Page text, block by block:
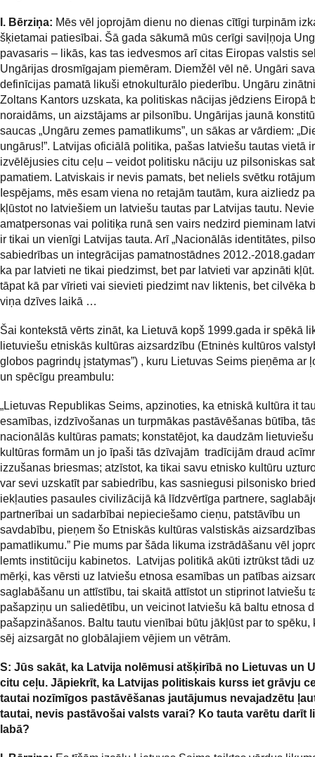
I. Bērziņa: Mēs vēl joprojām dienu no dienas cītīgi turpinām
šķietamai patiesībai. Šā gada sākumā mūs cerīgi saviļņoja
pavasaris – likās, kas tas iedvesmos arī citas Eiropas valstis
Ungārijas drosmīgajam piemēram. Diemžēl vēl nē. Ungāri
definīcijas pamatā likuši etnokulturālo piederību. Ungāru
Zoltans Kantors uzskata, ka politiskas nācijas jēdziens Eiropā
noraidāms, un aizstājams ar pilsonību. Ungārijas jaunā
saucas „Ungāru zemes pamatlikums”, un sākas ar vārdiem:
ungārus!”. Latvijas oficiālā politika, pašas latviešu tautas vietā ir
izvēlējusies citu ceļu – veidot politisku nāciju uz pilsoniskas
pamatiem. Latviskais ir nevis pamats, bet neliels svētku
Iespējams, mēs esam viena no retajām tautām, kura aizliedz
kļūstot no latviešiem un latviešu tautas par Latvijas tautu.
amatpersonas vai politiķa runā sen vairs nedzird pieminam
ir tikai un vienīgi Latvijas tauta. Arī „Nacionālās identitātes,
sabiedrības un integrācijas pamatnostādnes 2012.-
ka par latvieti ne tikai piedzimst, bet par latvieti var apzināti
tāpat kā par vīrieti vai sievieti piedzimt nav liktenis, bet cilvēka
viņa dzīves laikā …
Šai kontekstā vērts zināt, ka Lietuvā kopš 1999.gada ir spēkā
lietuviešu etniskās kultūras aizsardzību (Etninės kultūros
globos pagrindų įstatymas”) , kuru Lietuvas Seims pieņēma ar
un spēcīgu preambulu:
„Lietuvas Republikas Seims, apzinoties, ka etniskā kultūra it
esamības, izdzīvošanas un turpmākas pastāvēšanas būtība,
nacionālās kultūras pamats; konstatējot, ka daudzām
kultūras formām un jo īpaši tās dzīvajām tradīcijām draud
izzušanas briesmas; atzīstot, ka tikai savu etnisko kultūru
var sevi uzskatīt par sabiedrību, kas sasniegusi pilsonisko
iekļauties pasaules civilizācijā kā līdzvērtīga partnere,
partnerībai un sadarbībai nepieciešamo cieņu, patstāvību un
savdabību, pieņem šo Etniskās kultūras valstiskās aizsardzības
pamatlikumu.” Pie mums par šāda likuma izstrādāšanu vēl
lemts institūciju kabinetos. Latvijas politikā akūti iztrūkst tādi
mērķi, kas vērsti uz latviešu etnosa esamības un patības
saglabāšanu un attīstību, tai skaitā attīstot un stiprinot latviešu
pašapziņu un saliedētību, un veicinot latviešu kā baltu etnosa
pašapzināšanos. Baltu tautu vienībai būtu jākļūst par to spēku,
sēj aizsargāt no globālajiem vējiem un vētrām.
S: Jūs sakāt, ka Latvija nolēmusi atšķirībā no Lietuvas un
citu ceļu. Jāpiekrīt, ka Latvijas politiskais kurss iet grāvju
tautai nozīmīgos pastāvēšanas jautājumus nevajadzētu
tautai, nevis pastāvošai valsts varai? Ko tauta varētu darīt
labā?